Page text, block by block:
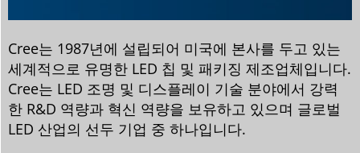
Cree는 1987년에 설립되어 미국에 본사를 두고 있는
세계적으로 유명한 LED 칩 및 패키징 제조업체입니다.
Cree는 LED 조명 및 디스플레이 기술 분야에서 강력
한 R&D 역량과 혁신 역량을 보유하고 있으며 글로벌
LED 산업의 선두 기업 중 하나입니다.